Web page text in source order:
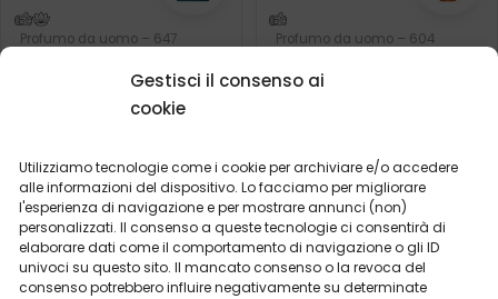
Gestisci il consenso ai
cookie
Utilizziamo tecnologie come i cookie per archiviare e/o accedere
alle informazioni del dispositivo. Lo facciamo per migliorare
l'esperienza di navigazione e per mostrare annunci (non)
personalizzati. Il consenso a queste tecnologie ci consentirà di
elaborare dati come il comportamento di navigazione o gli ID
univoci su questo sito. Il mancato consenso o la revoca del
consenso potrebbero influire negativamente su determinate
Profumo da uomo – 647
20ml 50ml 100ml
19,99€
Profumo da uomo – 604
2ml 20ml 50ml 100ml
19,99€